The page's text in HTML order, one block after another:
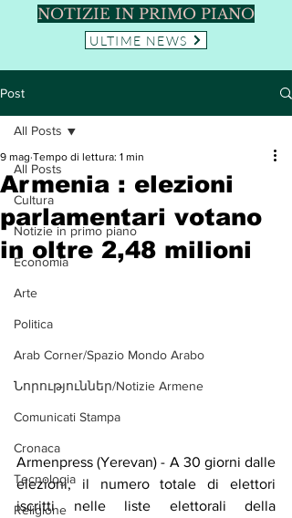
NOTIZIE IN PRIMO PIANO
ULTIME NEWS
Post
All Posts
Cultura
Notizie in primo piano
Economia
Arte
Politica
Arab Corner/Spazio Mondo Arabo
Նորություններ/Notizie Armene
Comunicati Stampa
Cronaca
Tecnologia
Religione
All Posts
Armenia : elezioni
parlamentari votano
in oltre 2,48 milioni
9 mag Tempo di lettura: 1 min
Armenpress (Yerevan) - A 30 giorni dalle
elezioni, il numero totale di elettori
iscritti nelle liste elettorali della